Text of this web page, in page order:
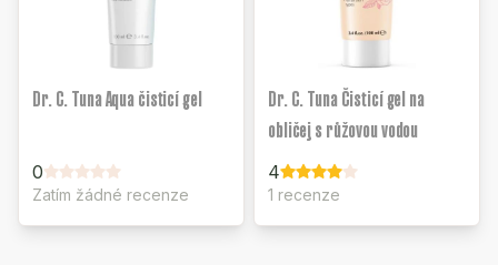
Dr. C. Tuna Aqua čisticí gel
0
Zatím žádné recenze
Dr. C. Tuna Čisticí gel na
obličej s růžovou vodou
4
1 recenze